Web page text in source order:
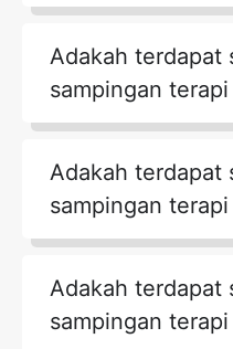
Adakah terdapat
sampingan
Adakah terdapat
sampingan
Adakah terdapat
sampingan